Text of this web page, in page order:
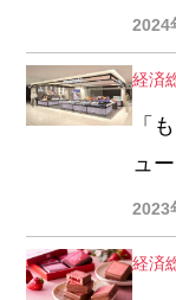
果実
2024
経済
「
ュ
拠
2023
経済